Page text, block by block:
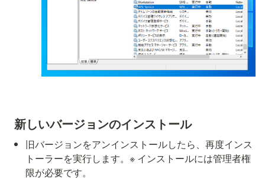
新しいバージョンのインストール
旧バージョンをアンインストールしたら、再度インス
トーラーを実行します。※ インストールには管理者権
限が必要です。